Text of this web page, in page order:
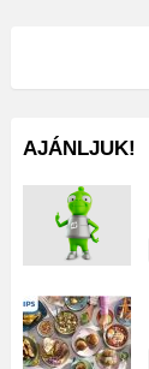
AJÁNLJUK!